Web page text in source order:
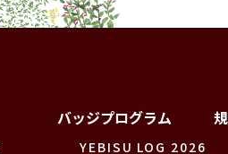
バッジプログラム
YEBISU LOG 2026